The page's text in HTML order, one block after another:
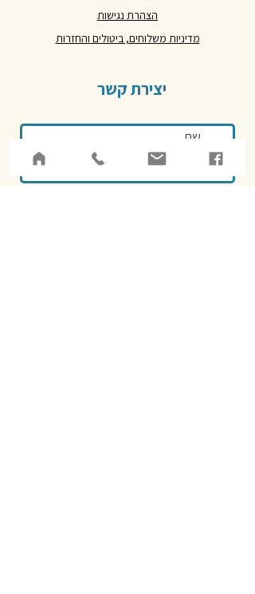
הצהרת נגישות
מדיניות משלוחים, ביטולים והחזרות
יצירת קשר